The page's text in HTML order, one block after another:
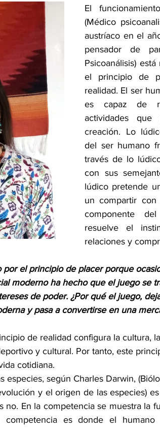
Publicaciones especial dia mundial de
El
(Médico
austríaco en el
pensador de
Psicoanálisis)
el principio de
realidad. El ser
es capaz de
actividades que
creación. Lo
del ser humano
través de lo
con sus
lúdico pretende
un compartir
componente
resuelve el
relaciones y
el principio de placer porque
moderno ha hecho que el juego se
de poder. ¿Por qué el juego,
y pasa a convertirse en una
de realidad configura la cultura,
y cultural. Por tanto, este
cotidiana.
especies, según Charles Darwin,
y el origen de las especies)
no. En la competencia se muestra la
es donde el humano